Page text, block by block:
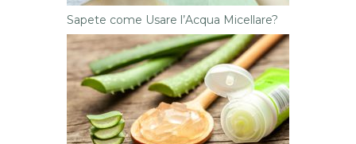
Sapete come Usare l’Acqua Micellare?